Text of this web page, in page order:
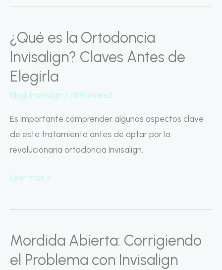
¿Qué es la Ortodoncia
Invisalign? Claves Antes de
Elegirla
Blog, Invisalign / clinicavelez
Es importante comprender algunos aspectos clave
de este tratamiento antes de optar por la
revolucionaria ortodoncia Invisalign.
¿Qué
es
Ortodoncia
Invisalign?
Leer más »
Mordida Abierta: Corrigiendo
el Problema con Invisalign
Mordida
Abierta: